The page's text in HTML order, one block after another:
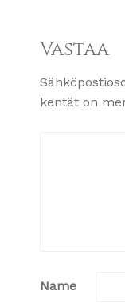
Vastaa
kentät on
Name